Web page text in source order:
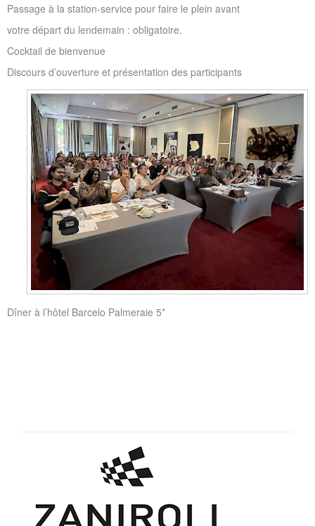
Passage à la station-service pour faire le plein avant
votre départ du lendemain : obligatoire.
Cocktail de bienvenue
Discours d’ouverture et présentation des participants
Dîner à l’hôtel Barcelo Palmeraie 5*